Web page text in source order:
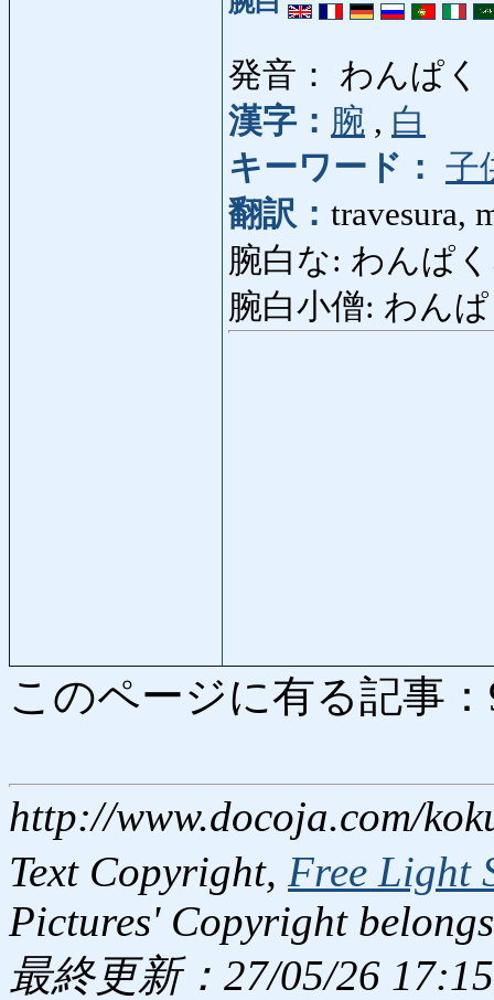
発音： わんぱく
漢字： 腕 , 白
キーワード： 子
翻訳： travesura,
腕白な: わんぱく
腕白小僧: わん
このページに有る記事
http://www.docoja.com/
Text Copyright, Free Light
Pictures' Copyright
最終更新：27/05/26 17:15